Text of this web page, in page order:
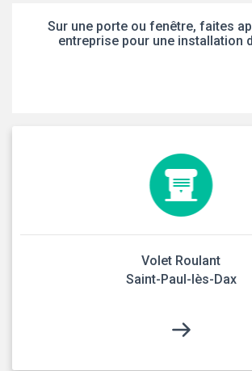
Sur une porte ou fenêtre, faites
entreprise pour une installation
Volet Roulant
Saint-Paul-lès-Dax